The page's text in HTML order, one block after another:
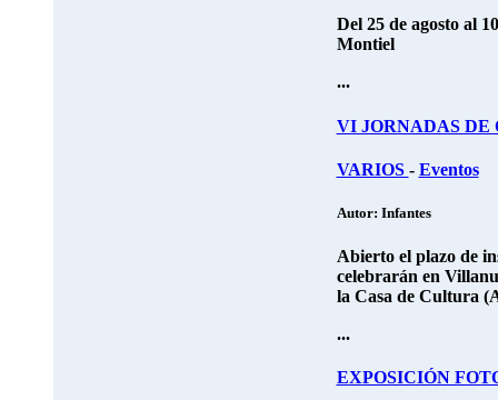
Del 25 de agosto al
Montiel
...
VI JORNADAS DE
VARIOS - Eventos
Autor: Infantes
Abierto el plazo de
celebrarán en
la Casa de Cultura
...
EXPOSICIÓN